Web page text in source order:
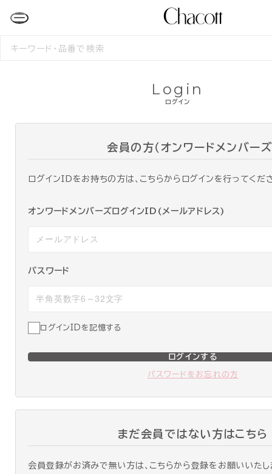
検
ログイン
Login
会員の方（オンワードメンバーズ
ログインIDをお持ちの方は、こちらからログインを行ってくだ
オンワードメンバーズログインID(メールアドレス)
パスワード
ログインIDを記憶する
ログインする
パスワードをお忘れの方
まだ会員ではない方はこちら
会員登録がお済みで無い方は、こちらから登録をお願いいたし